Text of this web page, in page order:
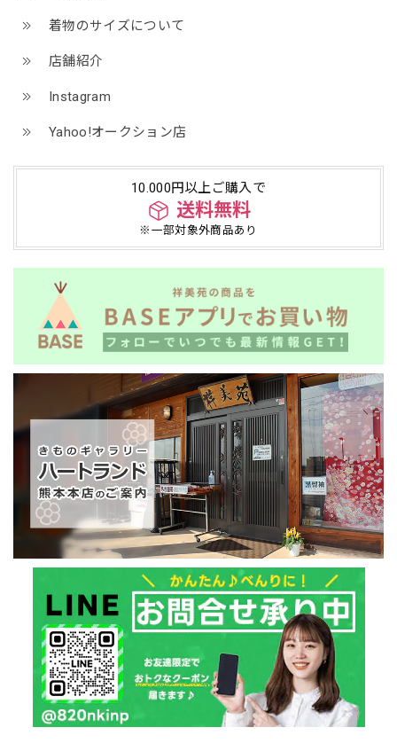
着物のサイズについて
店舗紹介
Instagram
Yahoo!オークション店
10.000円以上ご購入で
送料無料
※一部対象外商品あり